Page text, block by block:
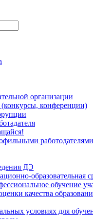
организации
(конкурсы, конференции)
ДЭ
образовательная
обучение
качества
условиях для